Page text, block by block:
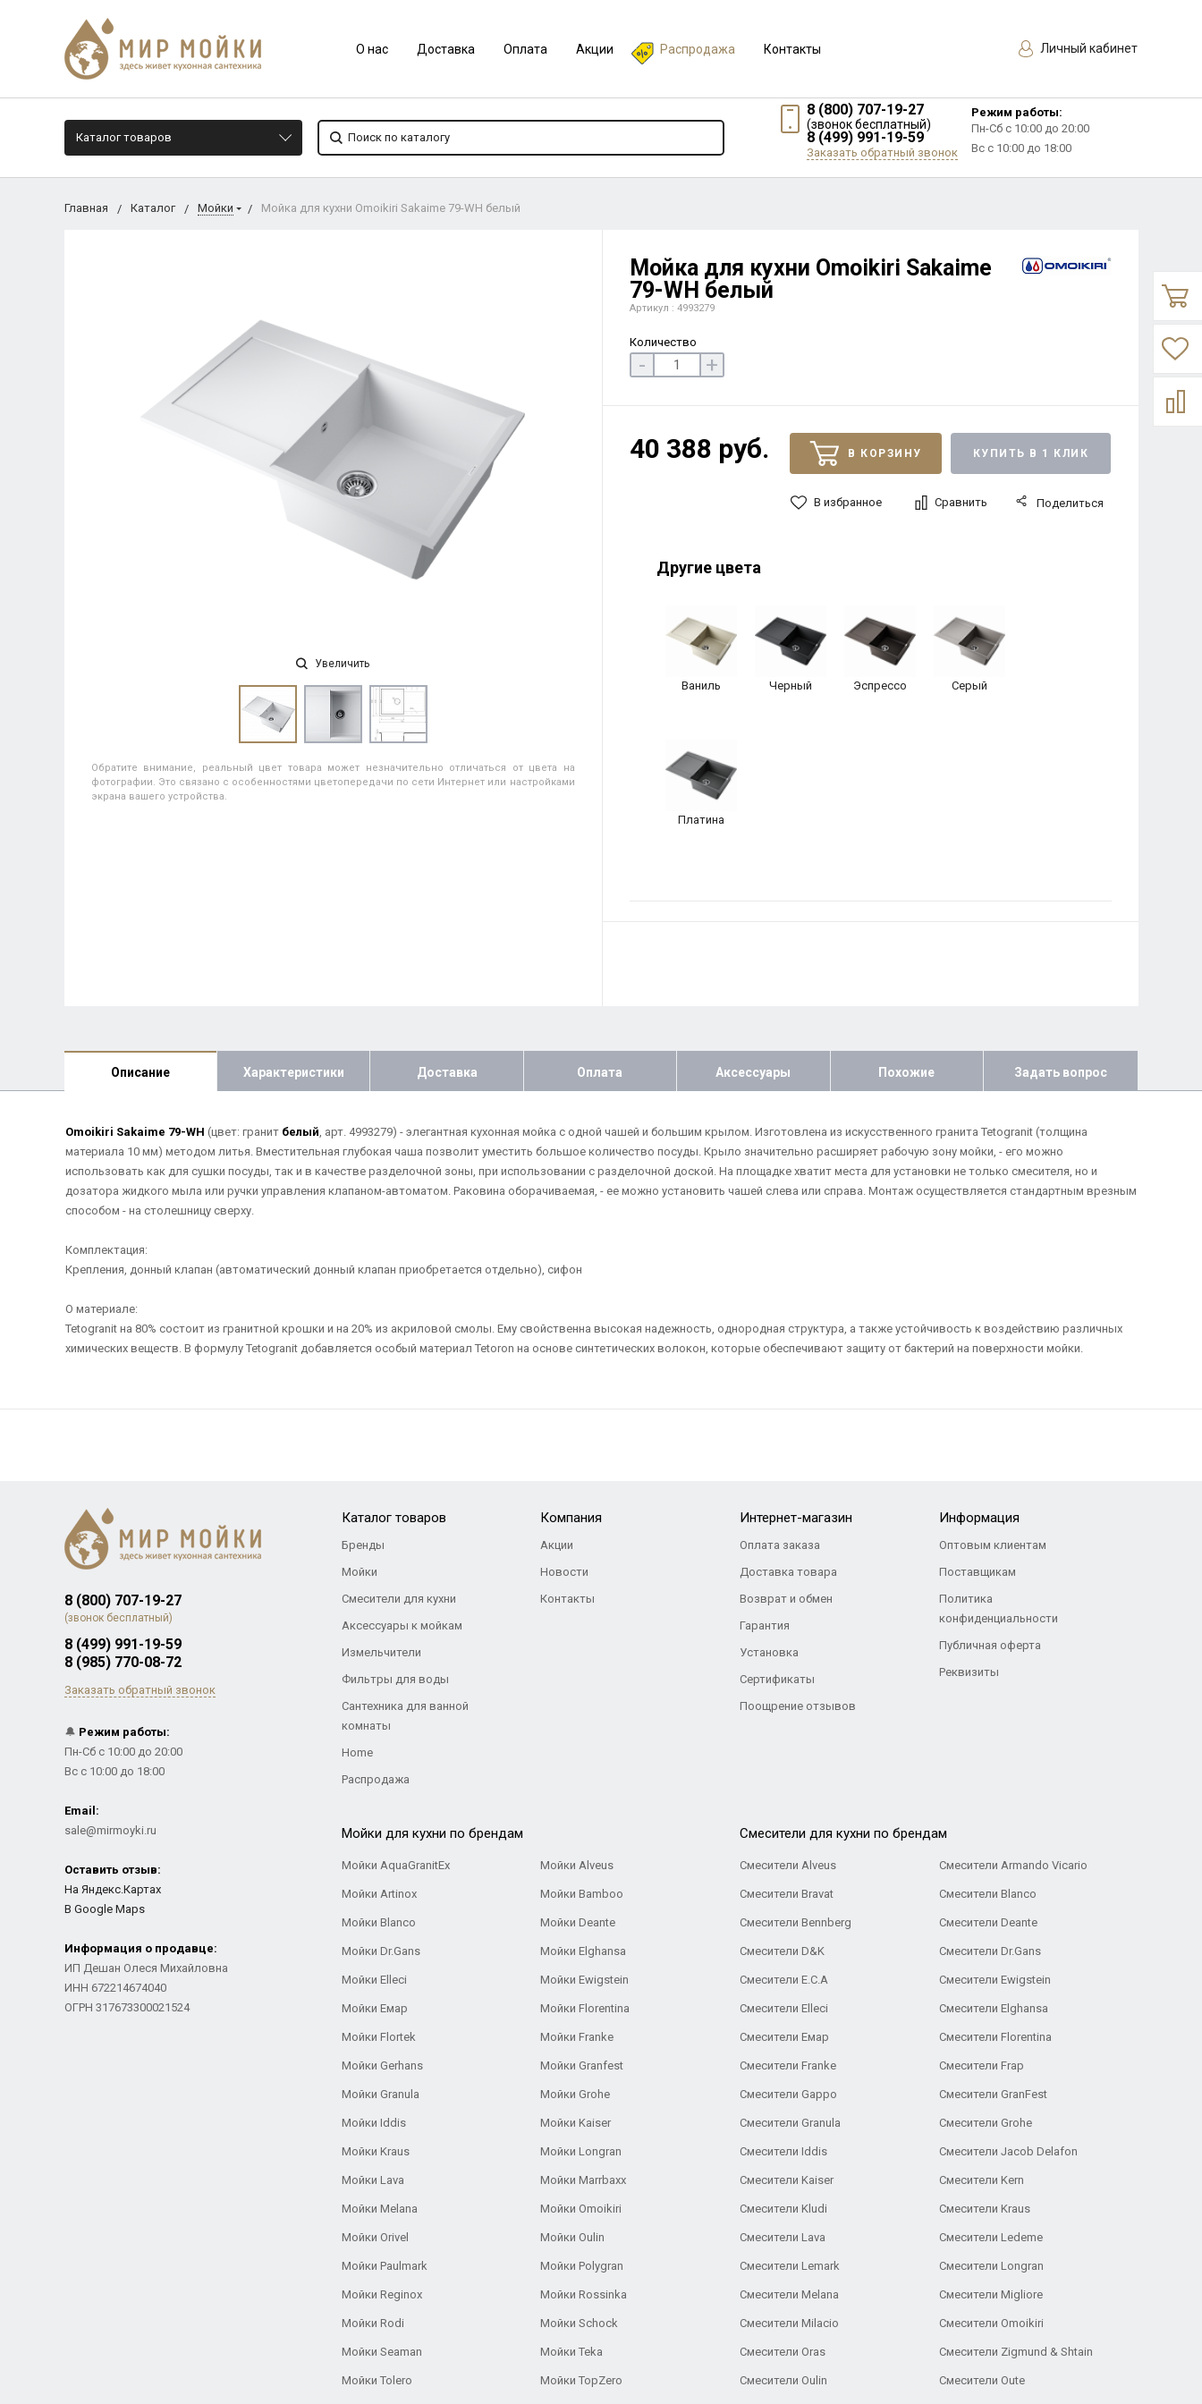
О нас Доставка Оплата Акции Распродажа Контакты Личный кабинет
Каталог товаров
8 (800) 707-19-27
(звонок бесплатный)
8 (499) 991-19-59
Заказать обратный звонок
Режим работы:
Пн-Сб с 10:00 до 20:00
Вс с 10:00 до 18:00
Главная Каталог Мойки Мойка для кухни Omoikiri Sakaime 79-WH белый
Увеличить
Обратите внимание, реальный цвет товара может незначительно отличаться от цвета на
фотографии. Это связано с особенностями цветопередачи по сети Интернет или настройками
экрана вашего устройства.
Мойка для кухни Omoikiri Sakaime
79-WH белый
Артикул : 4993279
Количество
- +
40 388 руб. В КОРЗИНУ КУПИТЬ В 1 КЛИК
В избранное Сравнить Поделиться
Другие цвета
Ваниль Черный Эспрессо Серый
Платина
Описание Характеристики Доставка Оплата Аксессуары Похожие Задать вопрос
Omoikiri Sakaime 79-WH (цвет: гранит белый, арт. 4993279) - элегантная кухонная мойка с одной чашей и большим крылом. Изготовлена из искусственного гранита Tetogranit (толщина
материала 10 мм) методом литья. Вместительная глубокая чаша позволит уместить большое количество посуды. Крыло значительно расширяет рабочую зону мойки, - его можно
использовать как для сушки посуды, так и в качестве разделочной зоны, при использовании с разделочной доской. На площадке хватит места для установки не только смесителя, но и
дозатора жидкого мыла или ручки управления клапаном-автоматом. Раковина оборачиваемая, - ее можно установить чашей слева или справа. Монтаж осуществляется стандартным врезным
способом - на столешницу сверху.
Комплектация:
Крепления, донный клапан (автоматический донный клапан приобретается отдельно), сифон
О материале:
Tetogranit на 80% состоит из гранитной крошки и на 20% из акриловой смолы. Ему свойственна высокая надежность, однородная структура, а также устойчивость к воздействию различных
химических веществ. В формулу Tetogranit добавляется особый материал Tetoron на основе синтетических волокон, которые обеспечивают защиту от бактерий на поверхности мойки.
8 (800) 707-19-27
(звонок бесплатный)
8 (499) 991-19-59
8 (985) 770-08-72
Заказать обратный звонок
🔔 Режим работы:
Пн-Сб с 10:00 до 20:00
Вс с 10:00 до 18:00
Email:
sale@mirmoyki.ru
Оставить отзыв:
На Яндекс.Картах
В Google Maps
Информация о продавце:
ИП Дешан Олеся Михайловна
ИНН 672214674040
ОГРН 317673300021524
Каталог товаров
Бренды
Мойки
Смесители для кухни
Аксессуары к мойкам
Измельчители
Фильтры для воды
Сантехника для ванной
комнаты
Home
Распродажа
Компания
Акции
Новости
Контакты
Интернет-магазин
Оплата заказа
Доставка товара
Возврат и обмен
Гарантия
Установка
Сертификаты
Поощрение отзывов
Информация
Оптовым клиентам
Поставщикам
Политика
конфиденциальности
Публичная оферта
Реквизиты
Мойки для кухни по брендам
Мойки AquaGranitEx Мойки Alveus
Мойки Artinox Мойки Bamboo
Мойки Blanco Мойки Deante
Мойки Dr.Gans Мойки Elghansa
Мойки Elleci Мойки Ewigstein
Мойки Емар Мойки Florentina
Мойки Flortek Мойки Franke
Мойки Gerhans Мойки Granfest
Мойки Granula Мойки Grohe
Мойки Iddis Мойки Kaiser
Мойки Kraus Мойки Longran
Мойки Lava Мойки Marrbaxx
Мойки Melana Мойки Omoikiri
Мойки Orivel Мойки Oulin
Мойки Paulmark Мойки Polygran
Мойки Reginox Мойки Rossinka
Мойки Rodi Мойки Schock
Мойки Seaman Мойки Teka
Мойки Tolero Мойки TopZero
Cмесители для кухни по брендам
Смесители Alveus Смесители Armando Vicario
Смесители Bravat Смесители Blanco
Смесители Bennberg Смесители Deante
Смесители D&K Смесители Dr.Gans
Смесители E.C.A Cмесители Ewigstein
Смесители Elleci Смесители Elghansa
Смесители Емар Смесители Florentina
Смесители Franke Смесители Frap
Смесители Gappo Смесители GranFest
Смесители Granula Смесители Grohe
Смесители Iddis Смесители Jacob Delafon
Смесители Kaiser Смесители Kern
Смесители Kludi Смесители Kraus
Смесители Lava Смесители Ledeme
Смесители Lemark Смесители Longran
Смесители Melana Смесители Migliore
Смесители Milacio Смесители Omoikiri
Смесители Oras Смесители Zigmund & Shtain
Смесители Oulin Смесители Oute